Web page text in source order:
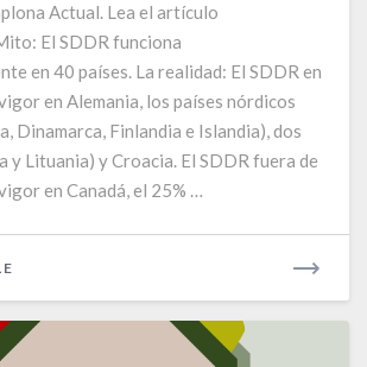
SDDR
Actual. Lea el artículo
El SDDR funciona
en 40 países. La realidad: El SDDR en
en Alemania, los países nórdicos
Dinamarca, Finlandia e Islandia), dos
y Lituania) y Croacia. El SDDR fuera de
en Canadá, el 25% …
MORE